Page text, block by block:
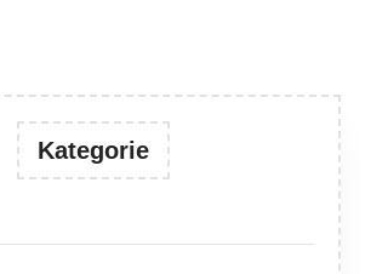
Kategorie